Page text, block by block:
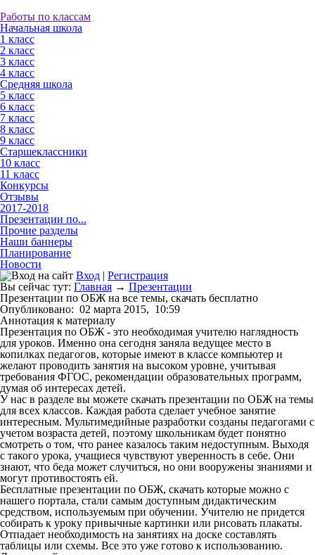
Работы по классам
Начальная школа
1 класс
2 класс
3 класс
4 класс
Средняя школа
5 класс
6 класс
7 класс
8 класс
9 класс
Старшеклассники
10 класс
11 класс
Конкурсы
Отзывы
2017-2018
Презентации по...
Прочие разделы
Наши баннеры
Планирование
Новости
Вход | Регистрация
Вы сейчас тут: Главная → Презентации
Презентации по ОБЖ на все темы, скачать бесплатно
Опубликовано: 02 марта 2015, 10:59
Аннотация к материалу
Презентация по ОБЖ - это необходимая учителю наглядность
для уроков. Именно она сегодня заняла ведущее место в
копилках педагогов, которые имеют в классе компьютер и
желают проводить занятия на высоком уровне, учитывая
требования ФГОС, рекомендации образовательных программ,
думая об интересах детей.
У нас в разделе вы можете скачать презентации по ОБЖ на темы
для всех классов. Каждая работа сделает учебное занятие
интересным. Мультимедийные разработки созданы педагогами с
учетом возраста детей, поэтому школьникам будет понятно
смотреть о том, что ранее казалось таким недоступным. Выходя
с такого урока, учащиеся чувствуют уверенность в себе. Они
знают, что беда может случиться, но они вооружены знаниями и
могут противостоять ей.
Бесплатные презентации по ОБЖ, скачать которые можно с
нашего портала, стали самым доступным дидактическим
средством, используемым при обучении. Учителю не придется
собирать к уроку привычные картинки или рисовать плакаты.
Отпадает необходимость на занятиях на доске составлять
таблицы или схемы. Все это уже готово к использованию.